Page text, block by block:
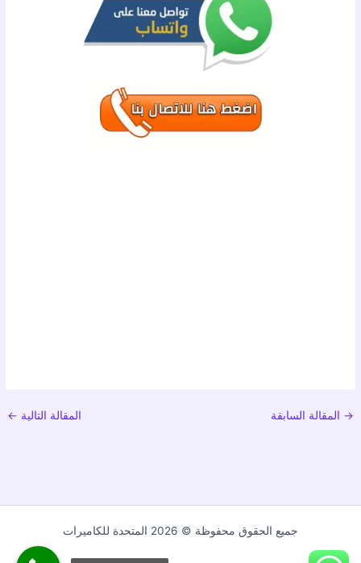
→ المقالة السابقة المقالة التالية ←
جميع الحقوق محفوظة © 2026 المتحدة للكاميرات